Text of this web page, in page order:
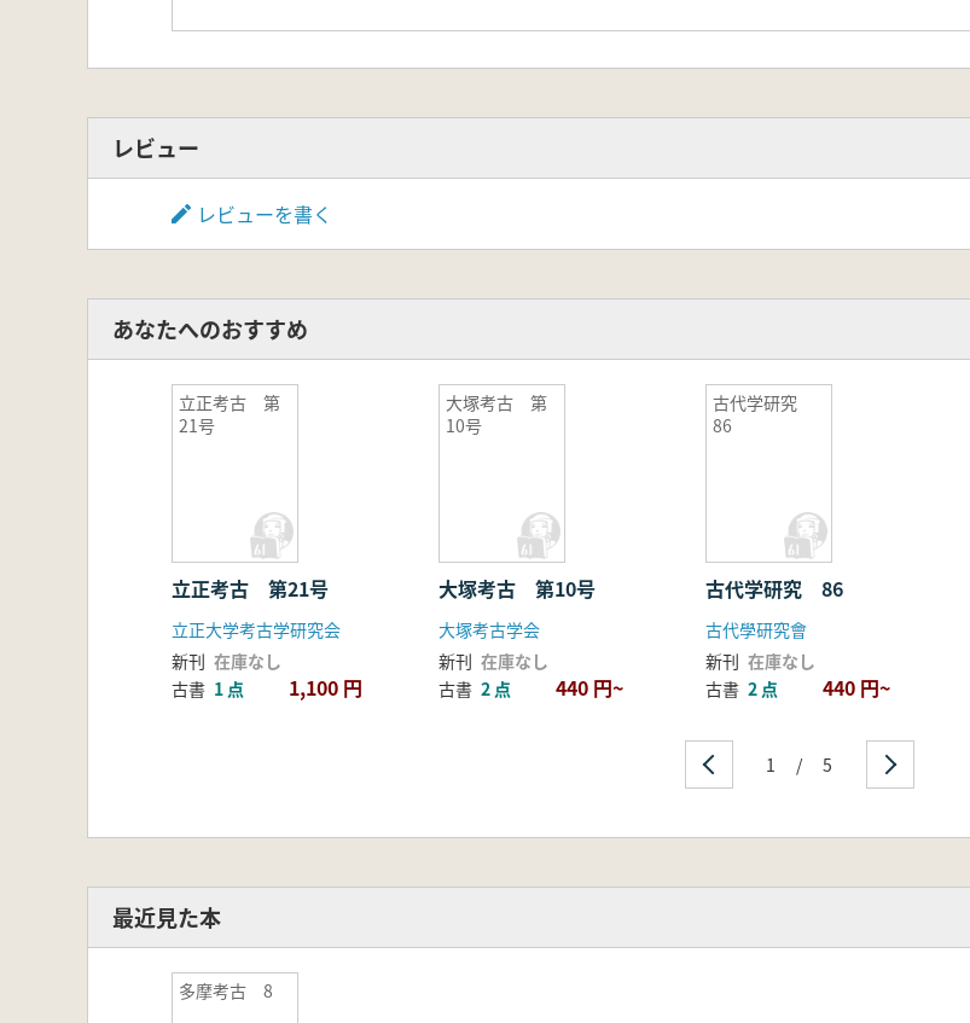
レビュー
レビューを書く
あなたへのおすすめ
立正考古 第
21号
立正考古 第21号
立正大学考古学研究会
新刊 在庫なし
古書 1 点 1,100 円
大塚考古 第
10号
大塚考古 第10号
大塚考古学会
新刊 在庫なし
古書 2 点 440 円~
古代学研究
86
古代学研究 86
古代學研究會
新刊 在庫なし
古書 2 点 440 円~
1 / 5
最近見た本
多摩考古 8